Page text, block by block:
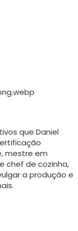
que Daniel
mestre em
chef de cozinha,
a produção e